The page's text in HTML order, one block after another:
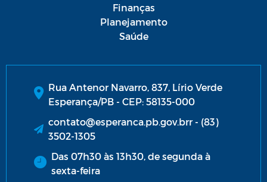
Finanças
Planejamento
Saúde
Rua Antenor Navarro, 837, Lírio Verde
Esperança/PB - CEP: 58135-000
contato@esperanca.pb.gov.brr - (83)
3502-1305
Das 07h30 às 13h30, de segunda à
sexta-feira